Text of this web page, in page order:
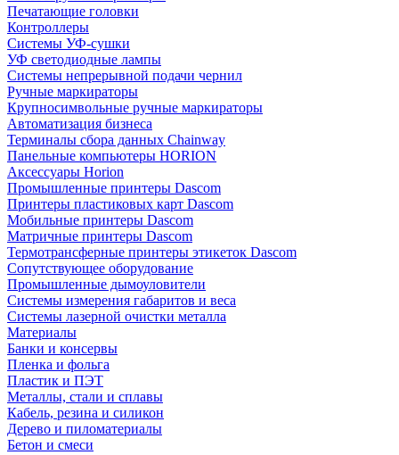
Печатающие головки
Контроллеры
Системы УФ-сушки
УФ светодиодные лампы
Системы непрерывной подачи чернил
Ручные маркираторы
Крупносимвольные ручные маркираторы
Автоматизация бизнеса
Терминалы сбора данных Chainway
Панельные компьютеры HORION
Аксессуары Horion
Промышленные принтеры Dascom
Принтеры пластиковых карт Dascom
Мобильные принтеры Dascom
Матричные принтеры Dascom
Термотрансферные принтеры этикеток Dascom
Сопутствующее оборудование
Промышленные дымоуловители
Системы измерения габаритов и веса
Системы лазерной очистки металла
Материалы
Банки и консервы
Пленка и фольга
Пластик и ПЭТ
Металлы, стали и сплавы
Кабель, резина и силикон
Дерево и пиломатериалы
Бетон и смеси